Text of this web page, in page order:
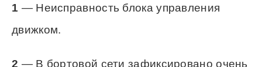
Ошибки ВАЗ (LADA) по протоколу
OBDI. Самодиагностика.
1 — Неисправность блока управления